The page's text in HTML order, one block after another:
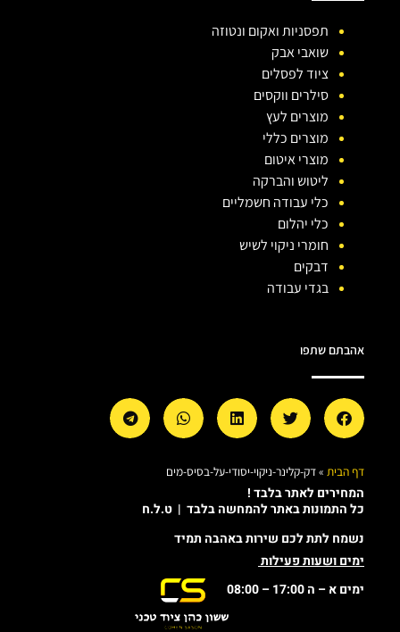
תפסניות ואקום ונטוזה
שואבי אבק
ציוד לפסלים
סילרים ווקסים
מוצרים לעץ
מוצרים כללי
מוצרי איטום
ליטוש והברקה
כלי עבודה חשמליים
כלי יהלום
חומרי ניקוי לשיש
דבקים
בגדי עבודה
אהבתם שתפו
דף הבית »דק-קלינר-ניקוי-יסודי-על-בסיס-מים
המחירים לאתר בלבד !
כל התמונות באתר להמחשה בלבד | ט.ל.ח
נשמח לתת לכם שירות באהבה תמיד
ימים ושעות פעילות
ימים א – ה 17:00 – 08:00